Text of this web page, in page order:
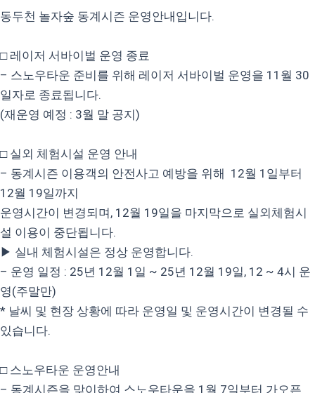
동두천 놀자숲 동계시즌 운영안내입니다.
□ 레이저 서바이벌 운영 종료
– 스노우타운 준비를 위해 레이저 서바이벌 운영을 11월 30
일자로 종료됩니다.
(재운영 예정 : 3월 말 공지)
□ 실외 체험시설 운영 안내
– 동계시즌 이용객의 안전사고 예방을 위해 12월 1일부터
12월 19일까지
운영시간이 변경되며, 12월 19일을 마지막으로 실외체험시
설 이용이 중단됩니다.
▶ 실내 체험시설은 정상 운영합니다.
– 운영 일정 : 25년 12월 1일 ~ 25년 12월 19일, 12 ~ 4시 운
영(주말만)
* 날씨 및 현장 상황에 따라 운영일 및 운영시간이 변경될 수
있습니다.
□ 스노우타운 운영안내
– 동계시즌을 맞이하여 스노우타운을 1월 7일부터 가오픈